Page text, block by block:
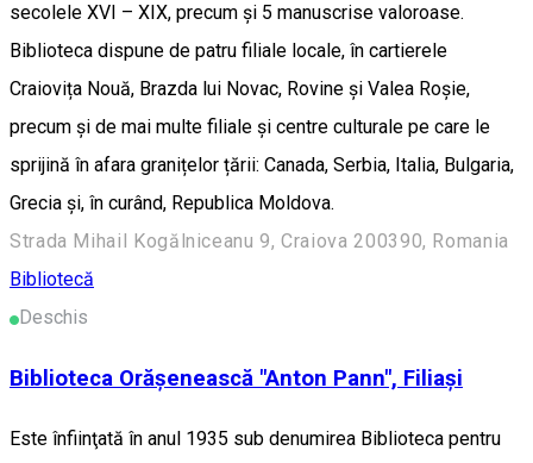
secolele XVI – XIX, precum și 5 manuscrise valoroase.
Biblioteca dispune de patru filiale locale, în cartierele
Craiovița Nouă, Brazda lui Novac, Rovine și Valea Roșie,
precum și de mai multe filiale și centre culturale pe care le
sprijină în afara granițelor țării: Canada, Serbia, Italia, Bulgaria,
Grecia și, în curând, Republica Moldova.
Strada Mihail Kogălniceanu 9, Craiova 200390, Romania
Bibliotecă
Deschis
Biblioteca Orăşenească "Anton Pann", Filiaşi
Este înfiinţată în anul 1935 sub denumirea Biblioteca pentru